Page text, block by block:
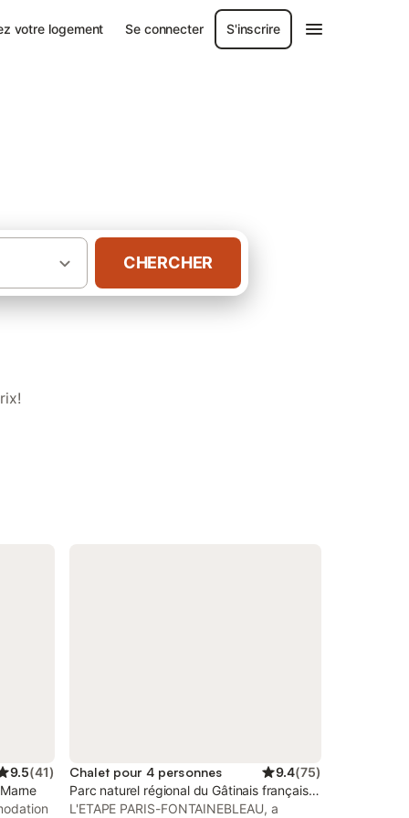
votre logement Se connecter S'inscrire
CHERCHER
9.5(41)
Chalet pour 4 personnes 9.4(75)
Parc naturel régional du Gâtinais français, Seine-et-Marne
L'ETAPE PARIS-FONTAINEBLEAU, a